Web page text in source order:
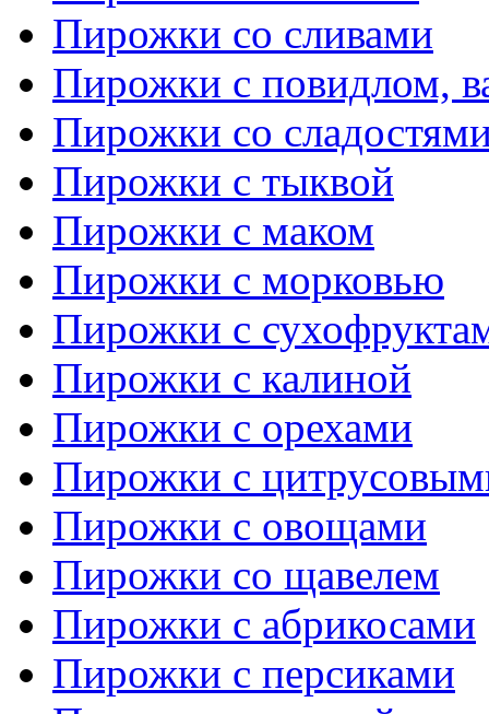
Пирожки со сливами
Пирожки с повидлом,
Пирожки со
Пирожки с тыквой
Пирожки с маком
Пирожки с морковью
Пирожки с
Пирожки с калиной
Пирожки с орехами
Пирожки с
Пирожки с овощами
Пирожки со щавелем
Пирожки с абрикосами
Пирожки с персиками